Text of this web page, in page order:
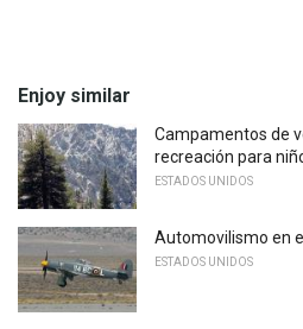
Enjoy similar
Campamentos de
recreación para
ESTADOS UNIDOS
Automovilismo en
ESTADOS UNIDOS